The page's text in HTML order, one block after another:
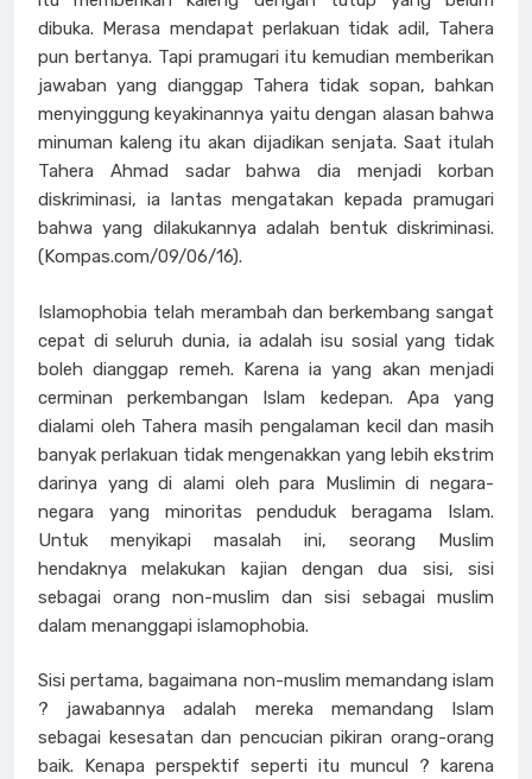
dibuka. Merasa mendapat perlakuan tidak adil, Tahera
pun bertanya. Tapi pramugari itu kemudian memberikan
jawaban yang dianggap Tahera tidak sopan, bahkan
menyinggung keyakinannya yaitu dengan alasan bahwa
minuman kaleng itu akan dijadikan senjata. Saat itulah
Tahera Ahmad sadar bahwa dia menjadi korban
diskriminasi, ia lantas mengatakan kepada pramugari
bahwa yang dilakukannya adalah bentuk diskriminasi.
(Kompas.com/09/06/16).
Islamophobia telah merambah dan berkembang sangat
cepat di seluruh dunia, ia adalah isu sosial yang tidak
boleh dianggap remeh. Karena ia yang akan menjadi
cerminan perkembangan Islam kedepan. Apa yang
dialami oleh Tahera masih pengalaman kecil dan masih
banyak perlakuan tidak mengenakkan yang lebih ekstrim
darinya yang di alami oleh para Muslimin di negara-
negara yang minoritas penduduk beragama Islam.
Untuk menyikapi masalah ini, seorang Muslim
hendaknya melakukan kajian dengan dua sisi, sisi
sebagai orang non-muslim dan sisi sebagai muslim
dalam menanggapi islamophobia.
Sisi pertama, bagaimana non-muslim memandang islam
? jawabannya adalah mereka memandang Islam
sebagai kesesatan dan pencucian pikiran orang-orang
baik. Kenapa perspektif seperti itu muncul ? karena